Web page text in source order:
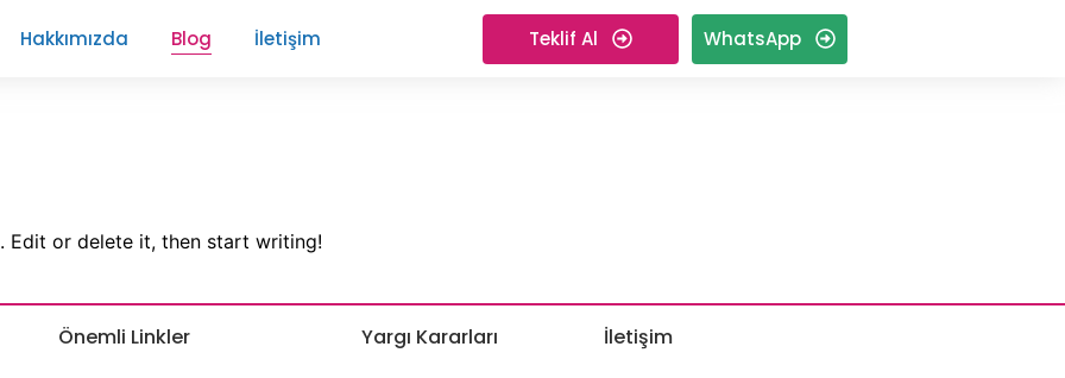
Hakkımızda Blog İletişim Teklif Al WhatsApp
Edit or delete it, then start writing!
Önemli Linkler Yargı Kararları İletişim